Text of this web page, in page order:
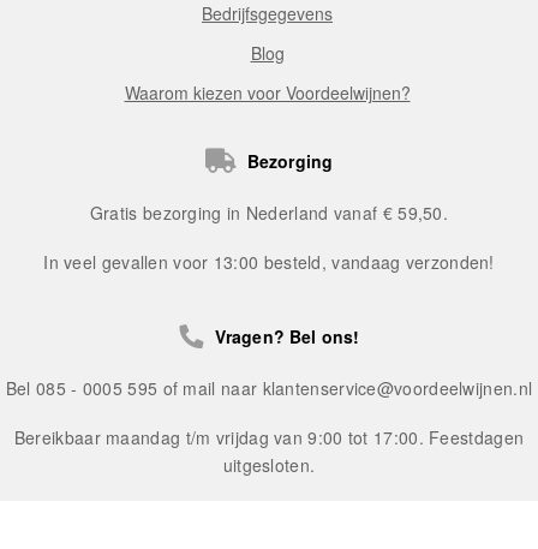
Bedrijfsgegevens
Blog
Waarom kiezen voor Voordeelwijnen?
Bezorging
Gratis bezorging in Nederland vanaf € 59,50.
In veel gevallen voor 13:00 besteld, vandaag verzonden!
Vragen? Bel ons!
Bel 085 - 0005 595 of mail naar klantenservice@voordeelwijnen.nl
Bereikbaar maandag t/m vrijdag van 9:00 tot 17:00. Feestdagen
uitgesloten.